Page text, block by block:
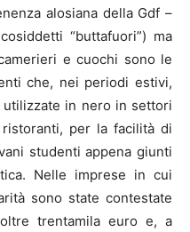
alosiana della Gdf –
“buttafuori”) ma
e cuochi sono le
che, nei periodi estivi,
in nero in settori
per la facilità di
studenti appena giunti
Nelle imprese in cui
sono state contestate
trentamila euro e, a